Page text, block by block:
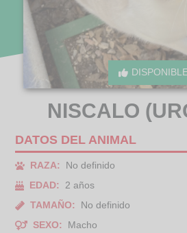
NISCALO
DATOS DEL ANIMAL
RAZA:
No definido
EDAD:
2 años
TAMAÑO:
No definido
SEXO:
Macho